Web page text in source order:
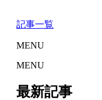
記事一覧
MENU
MENU
最新記事